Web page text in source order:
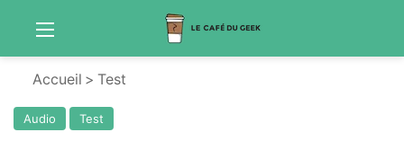
Menu
Accueil > Test
Audio Test